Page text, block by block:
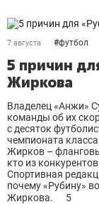
7 августа #футбол
5 причин
Жиркова
Владелец «Анжи»
команды об их
с десяток
чемпионата
Жирков –
кто из
Спортивная
почему «Рубину»
Жиркова.
5